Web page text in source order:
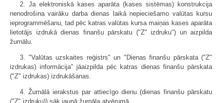
2. Ja elektroniskā kases aparāta (kases sistēmas) konstrukcija
nenodrošina vairāku darba dienas laikā nepieciešamo valūtas kursu
ieprogrammēšanu, tad pēc katras valūtas kursa maiņas kases aparāta
lietotājs izdrukā dienas finanšu pārskatu ("Z" izdruku") un aizpilda
žurnālu.
3. "Valūtas uzskaites reģistrs" un "Dienas finanšu pārskata ("Z"
izdrukas) informācija" jāaizpilda pēc katras dienas finanšu pārskata
("Z" izdrukas) izdrukāšanas.
4. Žurnālā ierakstus par attiecīgo dienu (dienas finanšu pārskatu
("Z" izdruku)) sāk jaunā žurnāla atvērumā.